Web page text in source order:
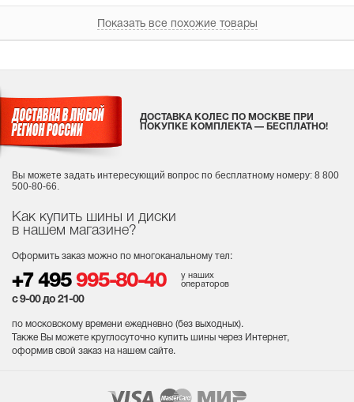
Показать все похожие товары
Как купить шины и диски
в нашем магазине?
Оформить заказ можно по многоканальному тел:
+7 495 995-80-40
у наших
операторов
с 9-00 до 21-00
по московскому времени ежедневно (без выходных).
Также Вы можете круглосуточно купить шины через Интернет,
оформив свой заказ на нашем сайте.
ДОСТАВКА КОЛЕС ПО МОСКВЕ ПРИ
ПОКУПКЕ КОМПЛЕКТА — БЕСПЛАТНО!
Вы можете задать интересующий вопрос по бесплатному номеру: 8 800
500-80-66.